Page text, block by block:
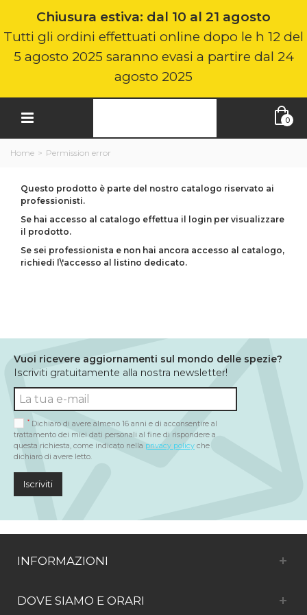
Chiusura estiva: dal 10 al 21 agosto
Tutti gli ordini effettuati online dopo le h 12 del
5 agosto 2025 saranno evasi a partire dal 24
agosto 2025
0
Home > Permission error
Questo prodotto è parte del nostro catalogo riservato ai
professionisti.
Se hai accesso al catalogo effettua il login per visualizzare
il prodotto.
Se sei professionista e non hai ancora accesso al catalogo,
richiedi l\'accesso al listino dedicato.
Vuoi ricevere aggiornamenti sul mondo delle spezie?
Iscriviti gratuitamente alla nostra newsletter!
* Dichiaro di avere almeno 16 anni e di acconsentire al
trattamento dei miei dati personali al fine di rispondere a
questa richiesta, come indicato nella privacy policy che
dichiaro di avere letto.
Iscriviti
INFORMAZIONI
DOVE SIAMO E ORARI